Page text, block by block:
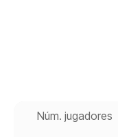
comienzoNúm. jugadores